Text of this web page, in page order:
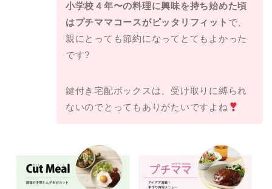
小学校４年〜の料理に興味を持ち始めた頃
はプチママコースがピッタリフィット で、
親にとっても節約になってとてもよかった
です?
鍵付き宅配ボックスは、受け取りに縛られ
ないのでとってもありがたいですよね